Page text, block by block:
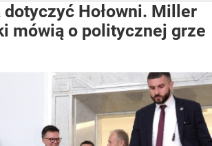
dotyczyć Hołowni. Miller
mówią o politycznej grze